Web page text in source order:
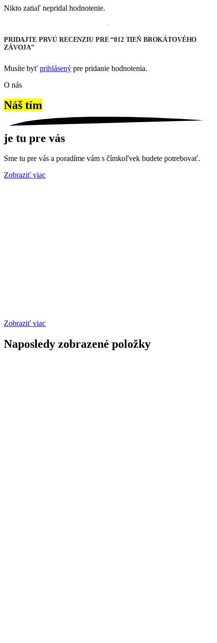
Nikto zatiaľ nepridal hodnotenie.
PRIDAJTE PRVÚ RECENZIU PRE “012 TIEŇ BROKÁTOVÉHO
ZÁVOJA”
Musíte byť prihlásený pre pridanie hodnotenia.
O nás
Náš tím
je tu pre vás
Sme tu pre vás a poradíme vám s čímkoľvek budete potrebovať.
Zobraziť viac
Zobraziť viac
Naposledy zobrazené položky